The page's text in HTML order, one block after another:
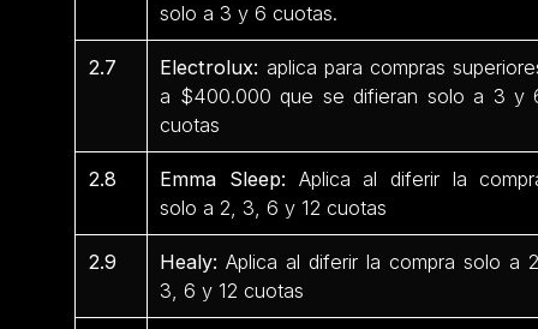
solo a 3 y 6 cuotas.
2.7 Electrolux: aplica para compras
a $400.000 que se difieran solo a 3 y
cuotas
2.8 Emma Sleep: Aplica al diferir la
solo a 2, 3, 6 y 12 cuotas
2.9 Healy: Aplica al diferir la compra solo a
3, 6 y 12 cuotas